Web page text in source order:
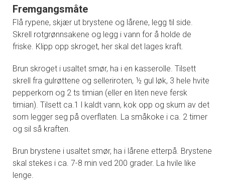
Fremgangsmåte
Flå rypene, skjær ut brystene og lårene, legg til side.
Skrell rotgrønnsakene og legg i vann for å holde de
friske. Klipp opp skroget, her skal det lages kraft.
Brun skroget i usaltet smør, ha i en kasserolle. Tilsett
skrell fra gulrøttene og selleriroten, ½ gul løk, 3 hele hvite
pepperkorn og 2 ts timian (eller en liten neve fersk
timian). Tilsett ca.1 l kaldt vann, kok opp og skum av det
som legger seg på overflaten. La småkoke i ca. 2 timer
og sil så kraften.
Brun brystene i usaltet smør, ha i lårene etterpå. Brystene
skal stekes i ca. 7-8 min ved 200 grader. La hvile like
lenge.